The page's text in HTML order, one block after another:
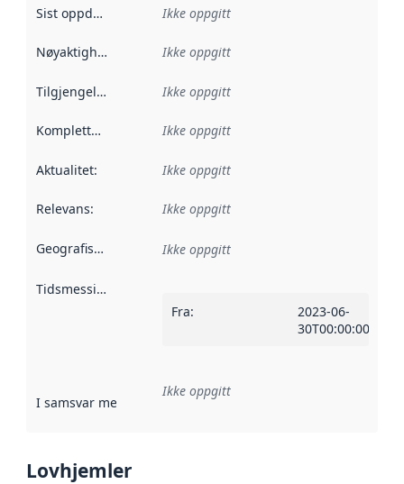
Sist oppdatert Ikke oppgitt
Nøyaktighet Ikke oppgitt
Tilgjengelighet Ikke oppgitt
Kompletthet Ikke oppgitt
Aktualitet: Ikke oppgitt
Relevans: Ikke oppgitt
Geografisk avgrensning :
Ikke oppgitt
Tidsmessig avgrensning
Fra:
2023-06-
30T00:00:00Z
I samsvar med Referanse til en implementasjonsregel
Ikke oppgitt
Lovhjemler